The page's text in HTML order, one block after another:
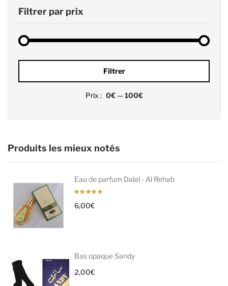
Filtrer par prix
min
max
Filtrer
Prix : 0€—100€
Produits les mieux notés
Eau de parfum Dalal - Al Rehab
6,00€
Bas opaque Sandy
2,00€